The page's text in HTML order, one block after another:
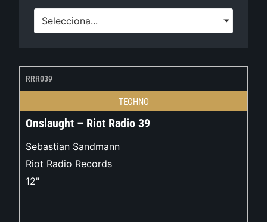
Selecciona...
RRR039
TECHNO
Onslaught – Riot Radio 39
Sebastian Sandmann
Riot Radio Records
12"